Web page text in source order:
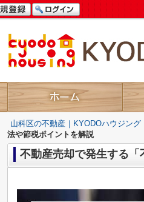
山科区の不動産｜KYODOハウジング
法や節税ポイントを解説
不動産売却で発生する